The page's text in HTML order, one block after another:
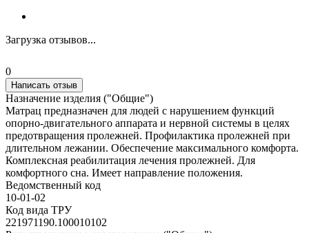
Загрузка отзывов...
0
Написать отзыв
Назначение изделия ("Общие")
Матрац предназначен для людей с нарушением функций
опорно-двигательного аппарата и нервной системы в целях
предотвращения пролежней. Профилактика пролежней при
длительном лежании. Обеспечение максимального комфорта.
Комплексная реабилитация лечения пролежней. Для
комфортного сна. Имеет направление положения.
Ведомственный код
10-01-02
Код вида ТРУ
221971190.100010102